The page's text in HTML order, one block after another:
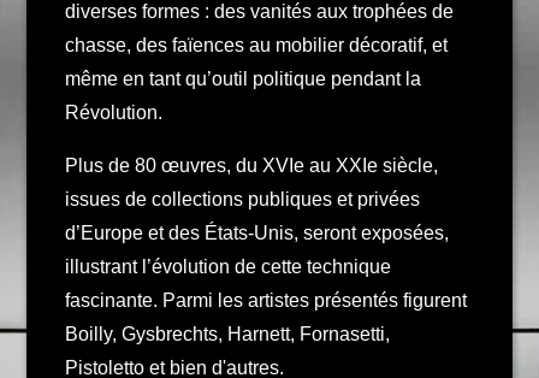
diverses formes : des vanités aux trophées de
chasse, des faïences au mobilier décoratif, et
même en tant qu’outil politique pendant la
Révolution.
Plus de 80 œuvres, du XVIe au XXIe siècle,
issues de collections publiques et privées
d’Europe et des États-Unis, seront exposées,
illustrant l’évolution de cette technique
fascinante. Parmi les artistes présentés figurent
Boilly, Gysbrechts, Harnett, Fornasetti,
Pistoletto et bien d'autres.